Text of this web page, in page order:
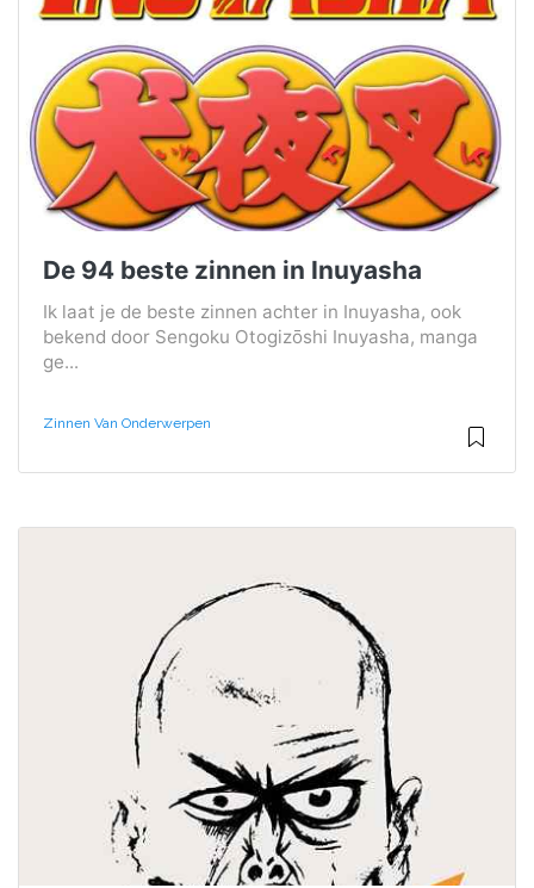
De 94 beste zinnen in Inuyasha
Ik laat je de beste zinnen achter in Inuyasha, ook
bekend door Sengoku Otogizōshi Inuyasha, manga
ge...
Zinnen Van Onderwerpen